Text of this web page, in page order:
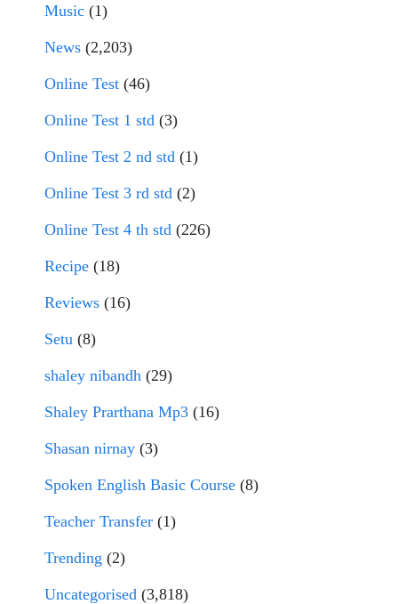
Music (1)
News (2,203)
Online Test (46)
Online Test 1 std (3)
Online Test 2 nd std (1)
Online Test 3 rd std (2)
Online Test 4 th std (226)
Recipe (18)
Reviews (16)
Setu (8)
shaley nibandh (29)
Shaley Prarthana Mp3 (16)
Shasan nirnay (3)
Spoken English Basic Course (8)
Teacher Transfer (1)
Trending (2)
Uncategorised (3,818)